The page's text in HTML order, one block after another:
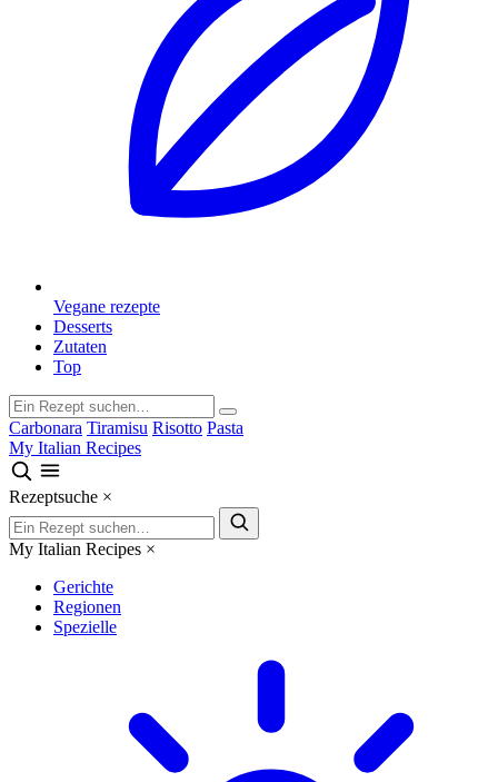
Vegane rezepte
Desserts
Zutaten
Top
Carbonara Tiramisu Risotto Pasta
My Italian Recipes
Rezeptsuche ×
My Italian Recipes ×
Gerichte
Regionen
Spezielle